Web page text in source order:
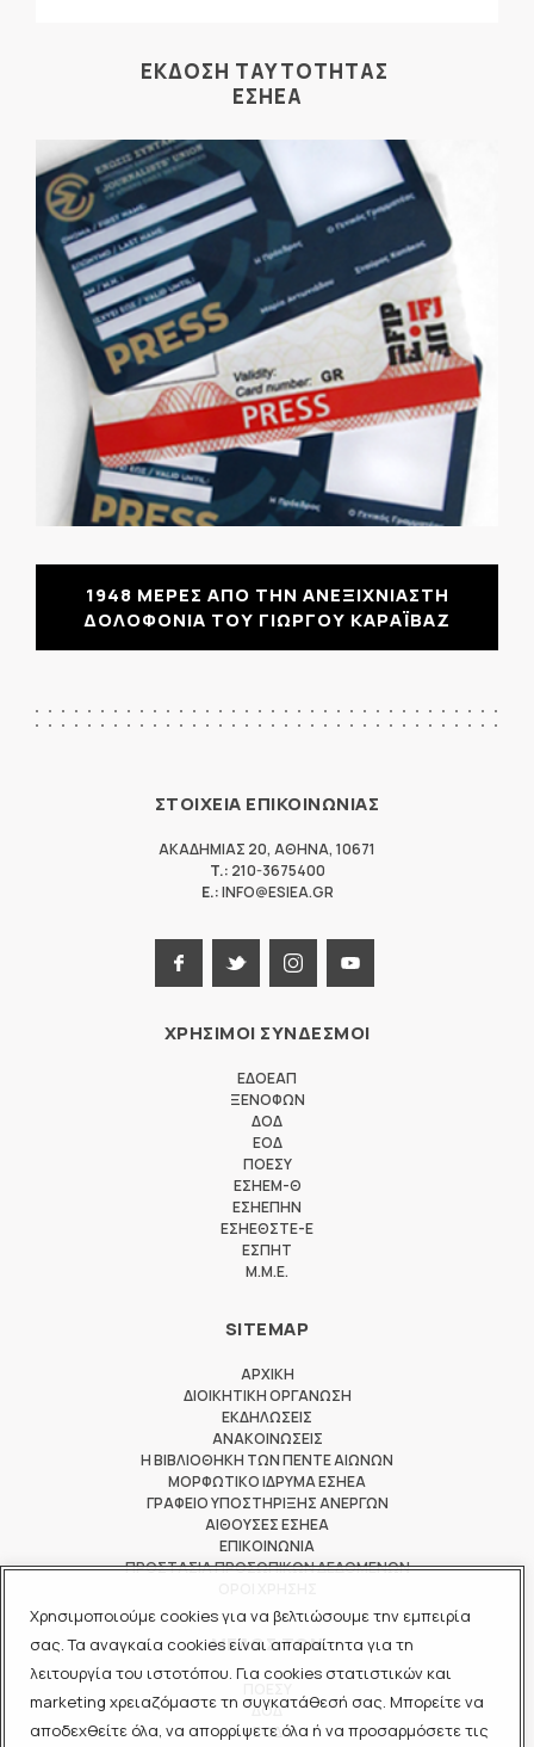
Χρησιμοποιούμε cookies για να βελτιώσουμε την εμπειρία
σας. Τα αναγκαία cookies είναι απαραίτητα για τη
λειτουργία του ιστοτόπου. Για cookies στατιστικών και
marketing χρειαζόμαστε τη συγκατάθεσή σας. Μπορείτε να
αποδεχθείτε όλα, να απορρίψετε όλα ή να προσαρμόσετε τις
ΕΚΔΟΣΗ ΤΑΥΤΟΤΗΤΑΣ
ΕΣΗΕΑ
1948 ΜΕΡΕΣ ΑΠΟ ΤΗΝ ΑΝΕΞΙΧΝΙΑΣΤΗ
ΔΟΛΟΦΟΝΙΑ ΤΟΥ ΓΙΩΡΓΟΥ ΚΑΡΑΪΒΑΖ
ΣΤΟΙΧΕΙΑ ΕΠΙΚΟΙΝΩΝΙΑΣ
ΑΚΑΔΗΜΙΑΣ 20, ΑΘΗΝΑ, 10671
T.: 210-3675400
E.:INFO@ESIEA.GR
ΧΡΗΣΙΜΟΙ ΣΥΝΔΕΣΜΟΙ
ΕΔΟΕΑΠ
ΞΕΝΟΦΩΝ
ΔΟΔ
ΕΟΔ
ΠΟΕΣΥ
ΕΣΗΕΜ-Θ
ΕΣΗΕΠΗΝ
ΕΣΗΕΘΣΤΕ-Ε
ΕΣΠΗΤ
M.M.E.
SITEMAP
ΑΡΧΙΚΗ
ΔΙΟΙΚΗΤΙΚΗ ΟΡΓΑΝΩΣΗ
ΕΚΔΗΛΩΣΕΙΣ
ΑΝΑΚΟΙΝΩΣΕΙΣ
Η ΒΙΒΛΙΟΘΗΚΗ ΤΩΝ ΠΕΝΤΕ ΑΙΩΝΩΝ
ΜΟΡΦΩΤΙΚΟ ΙΔΡΥΜΑ ΕΣΗΕΑ
ΓΡΑΦΕΙΟ ΥΠΟΣΤΗΡΙΞΗΣ ΑΝΕΡΓΩΝ
ΑΙΘΟΥΣΕΣ ΕΣΗΕΑ
ΕΠΙΚΟΙΝΩΝΙΑ
ΠΡΟΣΤΑΣΙΑ ΠΡΟΣΩΠΙΚΩΝ ΔΕΔΟΜΕΝΩΝ
ΜΕΛΟΣ ΤΩΝ
ΔΟΔ
ΕΟΔ